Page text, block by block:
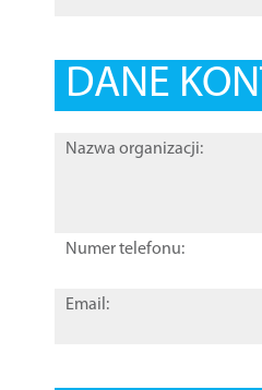
DANE
Nazwa organizacji:
Numer telefonu:
Email: